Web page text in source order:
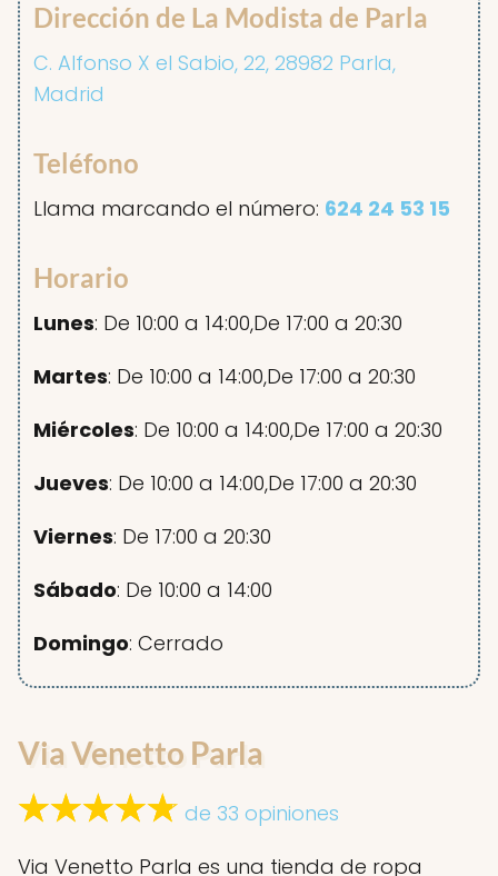
Dirección de La Modista de Parla
C. Alfonso X el Sabio, 22, 28982 Parla,
Madrid
Teléfono
Llama marcando el número: 624 24 53 15
Horario
Lunes: De 10:00 a 14:00,De 17:00 a 20:30
Martes: De 10:00 a 14:00,De 17:00 a 20:30
Miércoles: De 10:00 a 14:00,De 17:00 a 20:30
Jueves: De 10:00 a 14:00,De 17:00 a 20:30
Viernes: De 17:00 a 20:30
Sábado: De 10:00 a 14:00
Domingo: Cerrado
Via Venetto Parla
de 33 opiniones
Via Venetto Parla es una tienda de ropa